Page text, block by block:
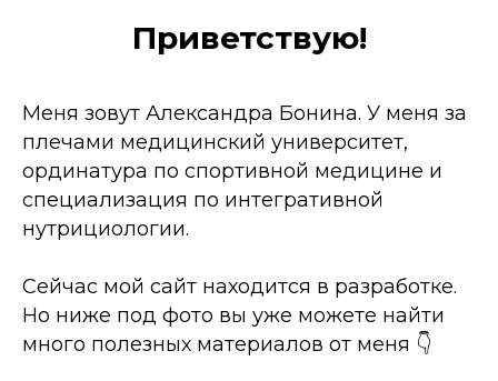
Приветствую!
Меня зовут Александра Бонина. У меня за
плечами медицинский университет,
ординатура по спортивной медицине и
специализация по интегративной
нутрициологии.
Сейчас мой сайт находится в разработке.
Но ниже под фото вы уже можете найти
много полезных материалов от меня 👇